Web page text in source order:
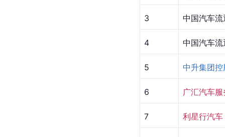
3 中国汽车
4 中国汽车
5 中升集团
6 广汇汽车
7 利星行汽车